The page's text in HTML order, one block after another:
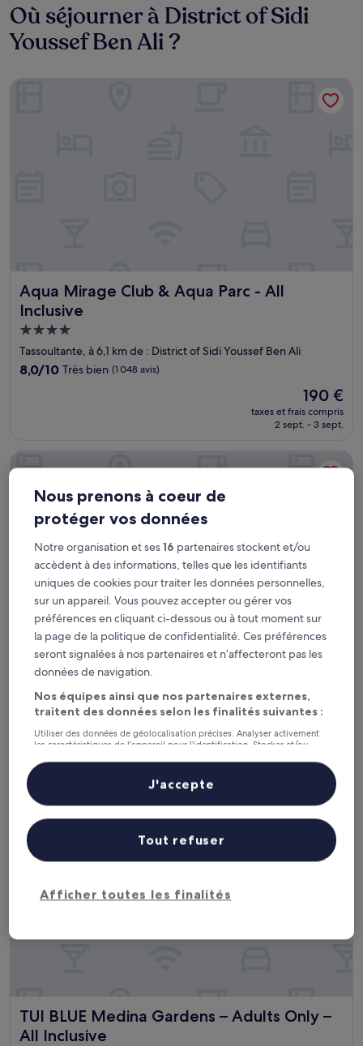
Où séjourner à District of Sidi
Youssef Ben Ali ?
Aqua Mirage Club & Aqua Parc - All
Inclusive
Aqua Mirage Club & Aqua Parc - All Inclusive
Hébergement
4.0 étoiles
Tassoultante, à 6,1 km de : District of Sidi Youssef Ben Ali
8.0
8,0/10 Très bien (1 048 avis)
Le
nouveau
prix
190 €
190 €
taxes et frais compris
2 sept. - 3 sept.
La Mamounia
La Mamounia
5.0 étoiles
Médina, à 6 km de : District of Sidi Youssef Ben Ali
Merveilleux,
(729 avis)
Le
nouveau
de
516 €
516 €
taxes et frais compris
9 août - 10 août
La Mamounia
TUI BLUE Medina Gardens – Adults Only –
All Inclusive
TUI BLUE Medina Gardens – Adults Only – All Inclusive
TUI BLUE Medina Gardens – Adults Only – All Inclusive
Nous prenons à coeur de
protéger vos données
Notre organisation et ses16 partenaires stockent et/ou
accèdent à des informations, telles que les identifiants
uniques de cookies pour traiter les données personnelles,
sur un appareil. Vous pouvez accepter ou gérer vos
préférences en cliquant ci-dessous ou à tout moment sur
la page de la politique de confidentialité. Ces préférences
seront signalées à nos partenaires et n’affecteront pas les
données de navigation.
Nos équipes ainsi que nos partenaires externes,
traitent des données selon les finalités suivantes :
Utiliser des données de géolocalisation précises. Analyser activement
les caractéristiques de l’appareil pour l’identification. Stocker et/ou
personnalisés, mesure de performance des publicités et du contenu,
études d’audience et développement de services.
Liste de nos partenaires (fournisseurs)
Afficher toutes les finalités
Tout refuser
J'accepte